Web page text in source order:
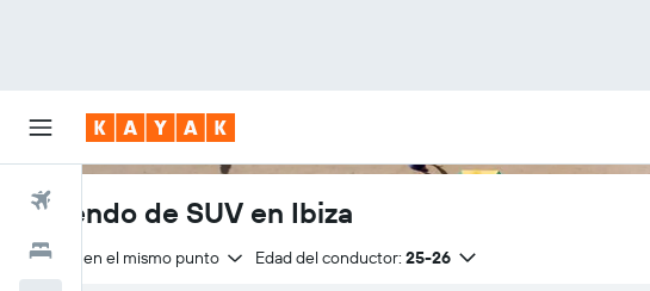
Vuelos
Hoteles
Arriendo de SUV en Ibiza
Entrega en el mismo punto Edad del conductor: 25-26